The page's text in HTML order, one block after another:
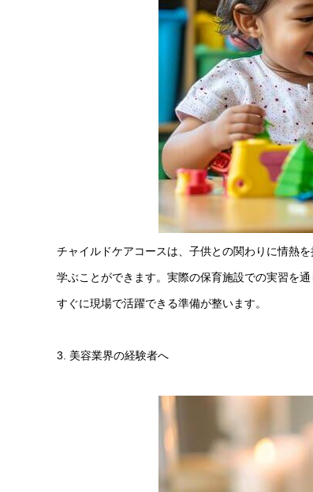
チャイルドケアコースは、子供との関わりに情熱
学ぶことができます。実際の保育施設での実習を
すぐに現場で活躍できる準備が整います。
3. 美容業界の経験者へ